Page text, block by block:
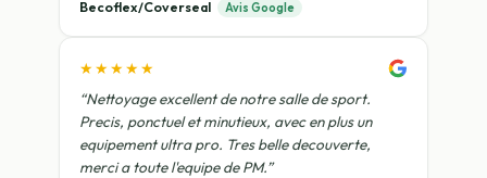
Becoflex/Coverseal
Avis Google
★★★★★
“Nettoyage excellent de notre salle de sport.
Precis, ponctuel et minutieux, avec en plus un
equipement ultra pro. Tres belle decouverte,
merci a toute l'equipe de PM.”